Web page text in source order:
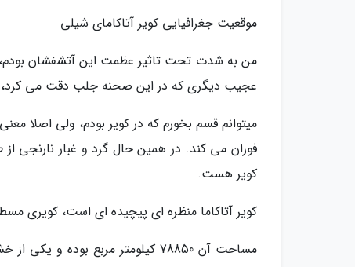
موقعیت جغرافیایی کویر آتاکامای شیلی
من به شدت تحت تاثیر عظمت این آتشفشان
عجیب دیگری که در این صحنه جلب دقت می کرد،
میتوانم قسم بخورم که در کویر بودم، ولی اصلا
فوران می کند. در همین حال گرد و غبار نارنجی
کویر هست.
کویر آتاکاما منظره ای پیچیده ای است، کویری